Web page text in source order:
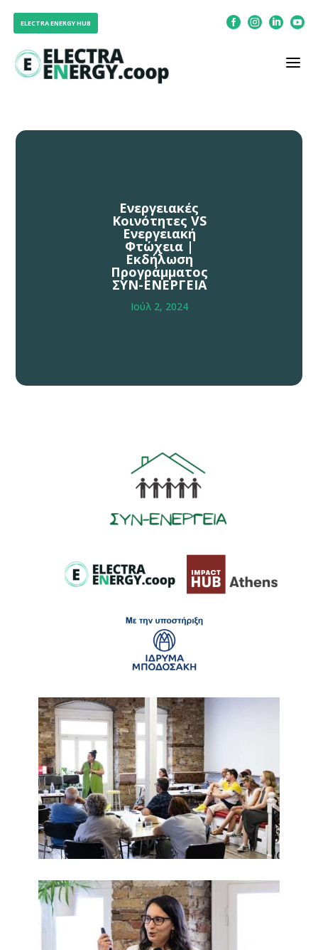
ELECTRA ENERGY HUB    
a
Ενεργειακές
Κοινότητες VS
Ενεργειακή
Φτώχεια |
Εκδήλωση
Προγράμματος
ΣΥΝ-ΕΝΕΡΓΕΙΑ
Ιούλ 2, 2024